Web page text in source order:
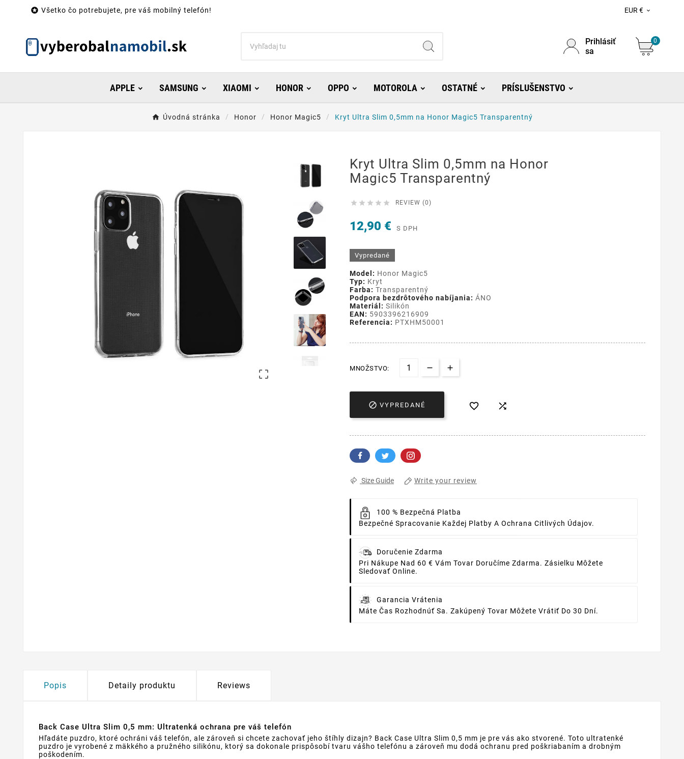
 Všetko čo potrebujete, pre váš mobilný telefón! EUR € 
Prihlásiť
sa
0
APPLE SAMSUNG XIAOMI HONOR OPPO MOTOROLA OSTATNÉ PRÍSLUŠENSTVO
Úvodná stránka Honor Honor Magic5 Kryt Ultra Slim 0,5mm na Honor Magic5 Transparentný

Kryt Ultra Slim 0,5mm na Honor
Magic5 Transparentný
     REVIEW (0)
12,90 € S DPH
Vypredané
Model: Honor Magic5
Typ: Kryt
Farba: Transparentný
Podpora bezdrôtového nabíjania: ÁNO
Materiál: Silikón
EAN: 5903396216909
Referencia: PTXHM50001
MNOŽSTVO:
 VYPREDANÉ  
Size Guide Write your review
100 % Bezpečná Platba
Bezpečné Spracovanie Každej Platby A Ochrana Citlivých Údajov.
Doručenie Zdarma
Pri Nákupe Nad 60 € Vám Tovar Doručíme Zdarma. Zásielku Môžete
Sledovať Online.
Garancia Vrátenia
Máte Čas Rozhodnúť Sa. Zakúpený Tovar Môžete Vrátiť Do 30 Dní.
Popis Detaily produktu Reviews
Back Case Ultra Slim 0,5 mm: Ultratenká ochrana pre váš telefón
Hľadáte puzdro, ktoré ochráni váš telefón, ale zároveň si chcete zachovať jeho štíhly dizajn? Back Case Ultra Slim 0,5 mm je pre vás ako stvorené. Toto ultratenké
puzdro je vyrobené z mäkkého a pružného silikónu, ktorý sa dokonale prispôsobí tvaru vášho telefónu a zároveň mu dodá ochranu pred poškriabaním a drobným
poškodením.